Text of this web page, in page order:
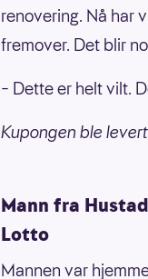
renovering. Nå har
fremover. Det blir
– Dette er helt vilt.
Kupongen ble
Mann fra
Lotto
Mannen var